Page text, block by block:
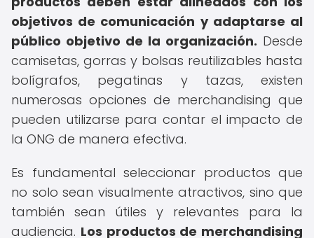
objetivos de comunicación y adaptarse al
público objetivo de la organización. Desde
camisetas, gorras y bolsas reutilizables hasta
bolígrafos, pegatinas y tazas, existen
numerosas opciones de merchandising que
pueden utilizarse para contar el impacto de
la ONG de manera efectiva.
Es fundamental seleccionar productos que
no solo sean visualmente atractivos, sino que
también sean útiles y relevantes para la
audiencia. Los productos de merchandising